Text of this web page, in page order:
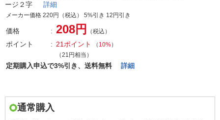
ージ２字 詳細
メーカー価格 220円（税込） 5%引き 12円引き
価格 208円 （税込）
ポイント 21ポイント （ 10%）
（21円相当）
定期購入申込で3%引き、送料無料 詳細
通常購入